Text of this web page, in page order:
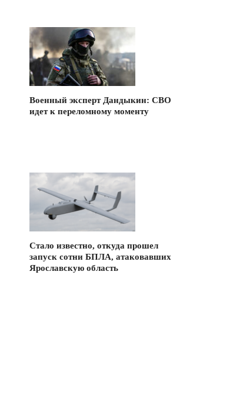
Военный эксперт Дандыкин: СВО
идет к переломному моменту
Стало известно, откуда прошел
запуск сотни БПЛА, атаковавших
Ярославскую область